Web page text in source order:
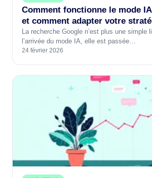
Comment fonctionne le mode
et comment adapter votre
La recherche Google n’est plus une simple
l’arrivée du mode IA, elle est passée…
24 février 2026